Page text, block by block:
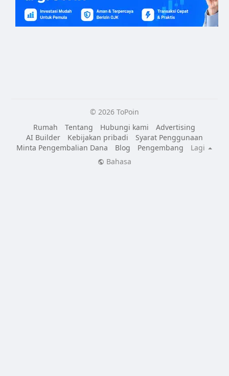
© 2026 ToPoin
Rumah
Tentang Hubungi kami
Advertising
AI Builder
Kebijakan pribadi
Syarat Penggunaan
Minta Pengembalian Dana
Blog Pengembang
Lagi
Bahasa